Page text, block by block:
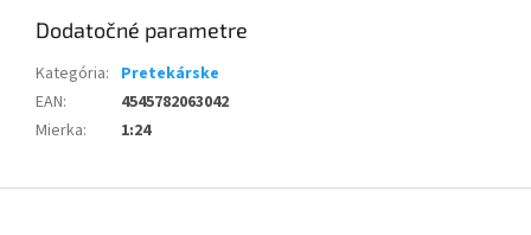
Dodatočné parametre
Kategória: Pretekárske
EAN:
4545782063042
Mierka: 1:24